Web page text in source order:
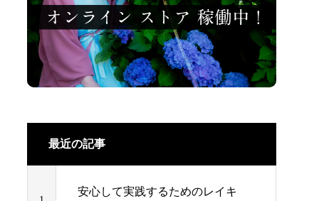
最近の記事
安心して実践するためのレイキ